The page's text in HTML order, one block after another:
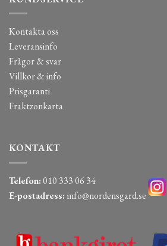
Kontakta oss
Leveransinfo
Frågor & svar
Villkor & info
Prisgaranti
Fraktzonkarta
KONTAKT
Telefon:010 333 06 34
E-postadress: info@nordensgard.se